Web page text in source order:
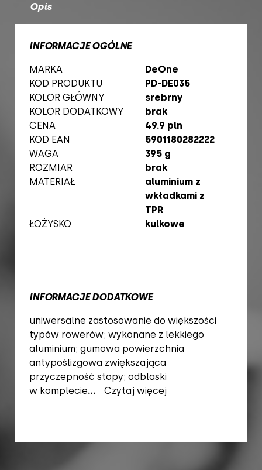
Opis
INFORMACJE OGÓLNE
MARKA
DeOne
KOD PRODUKTU
PD-DE035
KOLOR GŁÓWNY
srebrny
KOLOR DODATKOWY
brak
CENA
49.9 pln
KOD EAN
5901180282222
WAGA
395 g
ROZMIAR
brak
MATERIAŁ
aluminium z
wkładkami z
TPR
ŁOŻYSKO
kulkowe
INFORMACJE DODATKOWE
uniwersalne zastosowanie do większości
typów rowerów; wykonane z lekkiego
aluminium; gumowa powierzchnia
antypoślizgowa zwiększająca
przyczepność stopy; odblaski
w komplecie... Czytaj więcej